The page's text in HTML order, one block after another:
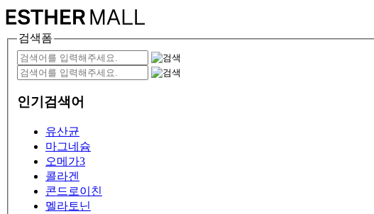
검색폼
인기검색어
유산균
마그네슘
오메가3
콜라겐
콘드로이친
멜라토닌